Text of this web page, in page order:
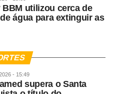
BBM utilizou cerca de
água para extinguir as
- 15:49
supera o Santa